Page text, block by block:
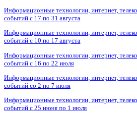
Информационные технологии, интернет,
событий с 17 по 31 августа
Информационные технологии, интернет,
событий с 10 по 17 августа
Информационные технологии, интернет,
событий с 16 по 22 июля
Информационные технологии, интернет,
событий со 2 по 7 июля
Информационные технологии, интернет,
событий с 25 июня по 1 июля